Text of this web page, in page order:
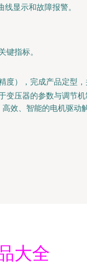
显示和故障报警。
键指标。
），完成产品定型
压器的参数与调节
效、智能的电机驱动
大全